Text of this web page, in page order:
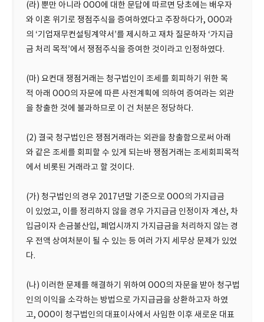
(라) 뿐만 아니라 OOO에 대한 문답에 따르면 당초에는 배우자
와 이혼 위기로 쟁점주식을 증여하였다고 주장하다가, OOO과
의 ‘기업재무컨설팅계약서’를 제시하고 재차 질문하자 ‘가지급
금 처리 목적’에서 쟁점주식을 증여한 것이라고 인정하였다.
(마) 요컨대 쟁점거래는 청구법인이 조세를 회피하기 위한 목
적 아래 OOO의 자문에 따른 사전계획에 의하여 증여라는 외관
을 창출한 것에 불과하므로 이 건 처분은 정당하다.
(2) 결국 청구법인은 쟁점거래라는 외관을 창출함으로써 아래
와 같은 조세를 회피할 수 있게 되는바 쟁점거래는 조세회피목적
에서 비롯된 거래라고 할 것이다.
(가) 청구법인의 경우 2017년말 기준으로 OOO의 가지급금
이 있었고, 이를 정리하지 않을 경우 가지급금 인정이자 계산, 차
입금이자 손금불산입, 폐업시까지 가지급금을 처리하지 않는 경
우 전액 상여처분이 될 수 있는 등 여러 가지 세무상 문제가 있었
다.
(나) 이러한 문제를 해결하기 위하여 OOO의 자문을 받아 청구법
인의 이익을 소각하는 방법으로 가지급금을 상환하고자 하였
고, OOO이 청구법인의 대표이사에서 사임한 이후 새로운 대표